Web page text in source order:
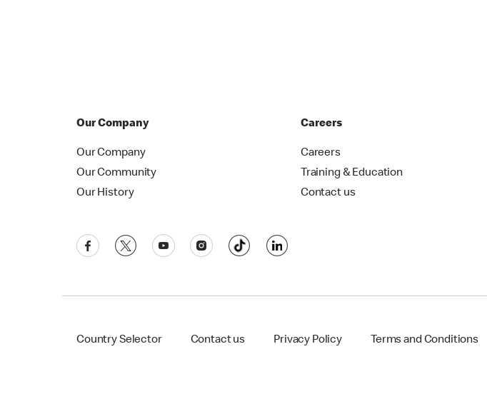
Our Company
Our Company
Our Community
Our History
Careers
Careers
Training & Education
Contact us
Country Selector Contact us Privacy Policy Terms and Conditions